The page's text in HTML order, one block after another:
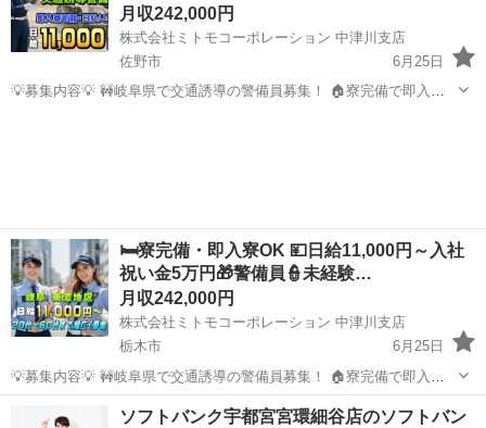
月収242,000円
株式会社ミトモコーポレーション 中津川支店
佐野市
6月25日
💡募集内容💡 🚧岐阜県で交通誘導の警備員募集！ 🏠寮完備で即入寮
🛏️寮完備・即入寮OK 💴日給11,000円～入社
祝い金5万円🎁警備員👮未経験…
月収242,000円
株式会社ミトモコーポレーション 中津川支店
栃木市
6月25日
💡募集内容💡 🚧岐阜県で交通誘導の警備員募集！ 🏠寮完備で即入寮
OK。 🔰未経験でも安心の研修体制。 👫男女歓迎＆カップル応募も大
歓迎。 ✨安心して働ける環境で新生活をスタートしませんか？ 💴【日
その他 未経験
ソフトバンク宇都宮宮環細谷店のソフトバン